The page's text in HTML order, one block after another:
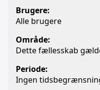
Brugere:
Alle brugere
Område:
Dette fællesskab
Periode:
Ingen